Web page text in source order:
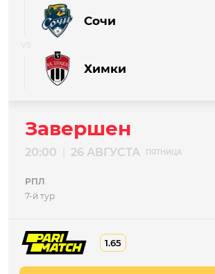
Сочи
Химки
Завершен
20:00 26 АВГУСТА ПЯТНИЦА
РПЛ
7-й тур
1.65